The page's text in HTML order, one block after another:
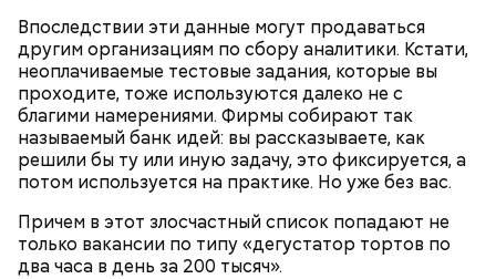
Впоследствии эти данные могут продаваться
другим организациям по сбору аналитики. Кстати,
неоплачиваемые тестовые задания, которые вы
проходите, тоже используются далеко не с
благими намерениями. Фирмы собирают так
называемый банк идей: вы рассказываете, как
решили бы ту или иную задачу, это фиксируется, а
потом используется на практике. Но уже без вас.
Причем в этот злосчастный список попадают не
только вакансии по типу «дегустатор тортов по
два часа в день за 200 тысяч».
кабачок;
лук;
растительное масло;
соль, перец по вкусу;
свежий базилик;
сливки жирностью 20 процентов.